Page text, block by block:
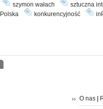
szymon wałach sztuczna
Polska konkurencyjność
O nas|